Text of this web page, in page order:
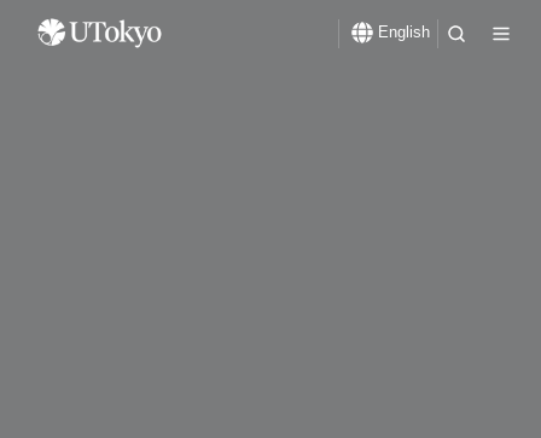
English